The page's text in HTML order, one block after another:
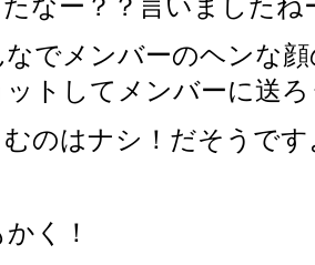
たなー？？言いましたね
なでメンバーのヘンな
ットしてメンバーに送
むのはナシ！だそうで
く！